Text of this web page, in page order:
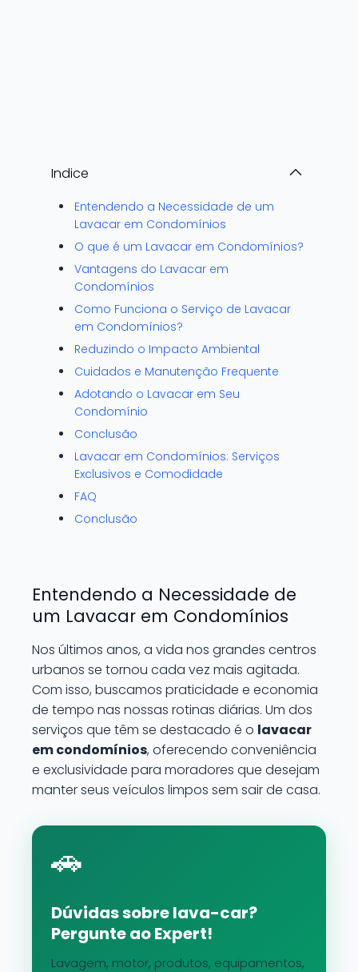
Indice
Entendendo a Necessidade de um
Lavacar em Condomínios
O que é um Lavacar em Condomínios?
Vantagens do Lavacar em
Condomínios
Como Funciona o Serviço de Lavacar
em Condomínios?
Reduzindo o Impacto Ambiental
Cuidados e Manutenção Frequente
Adotando o Lavacar em Seu
Condomínio
Conclusão
Lavacar em Condomínios: Serviços
Exclusivos e Comodidade
FAQ
Conclusão
Entendendo a Necessidade de
um Lavacar em Condomínios
Nos últimos anos, a vida nos grandes centros
urbanos se tornou cada vez mais agitada.
Com isso, buscamos praticidade e economia
de tempo nas nossas rotinas diárias. Um dos
serviços que têm se destacado é o lavacar
em condomínios, oferecendo conveniência
e exclusividade para moradores que desejam
manter seus veículos limpos sem sair de casa.
🚗
Dúvidas sobre lava-car?
Pergunte ao Expert!
Lavagem, motor, produtos, equipamentos,